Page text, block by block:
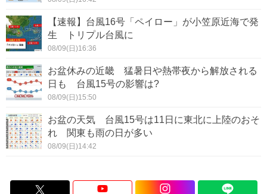
【速報】台風16号「ペイロー」が小笠原近海で発
生 トリプル台風に
08/09(日)16:36
お盆休みの近畿 猛暑日や熱帯夜から解放される
日も 台風15号の影響は?
08/09(日)15:50
お盆の天気 台風15号は11日に東北に上陸のおそ
れ 関東も雨の日が多い
08/09(日)14:42